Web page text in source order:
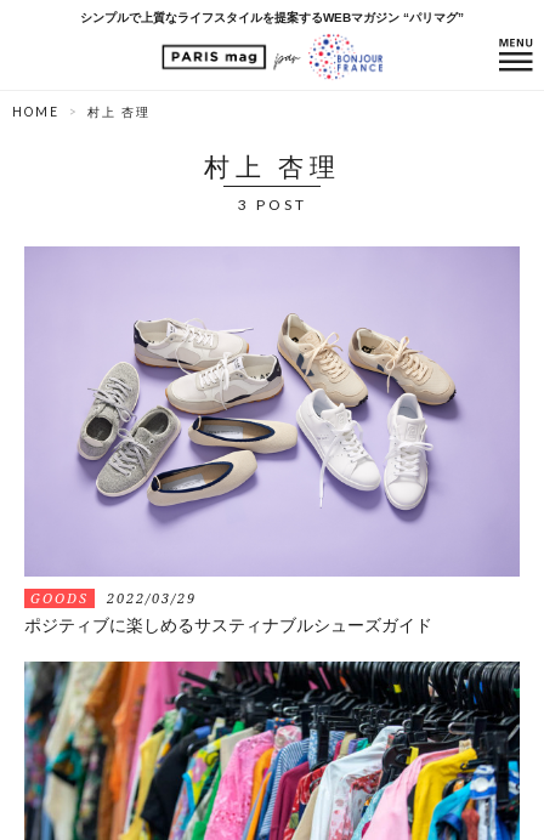
シンプルで上質なライフスタイルを提案するWEBマガジン “パリマグ”
HOME 村上 杏理
村上 杏理
3 POST
GOODS 2022/03/29
ポジティブに楽しめるサスティナブルシューズガイド